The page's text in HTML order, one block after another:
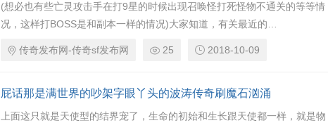
(想必也有些亡灵攻击手在打9星的时候出现召唤怪打死怪物不通关的等等情
况，这样打BOSS是和副本一样的情况)大家知道，有关最近的…
传奇发布网-传奇sf发布网 25 2018-10-09
屁话那是满世界的吵架字眼丫头的波涛传奇刷魔石汹涌
上面这只就是天使型的结界宠了，生命的初始和生长跟天使都一样，就是物